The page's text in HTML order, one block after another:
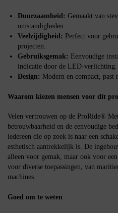
Duurzaamheid: Gemaakt van
omstandigheden.
Veelzijdigheid: Perfect voor
projecten.
Gebruiksgemak: Eenvoudige
indicatie door de LED-verlichting.
Design: Modern en compact, past
Waarom kiezen mensen voor dit
Velen vertrouwen op de ProRide®
betrouwbaarheid en de eenvoudige
iedereen die op zoek is naar een
esthetisch aantrekkelijk is. De
alleen voor gemak, maar ook voor
voor diverse toepassingen, van
machines.
Goed om te weten